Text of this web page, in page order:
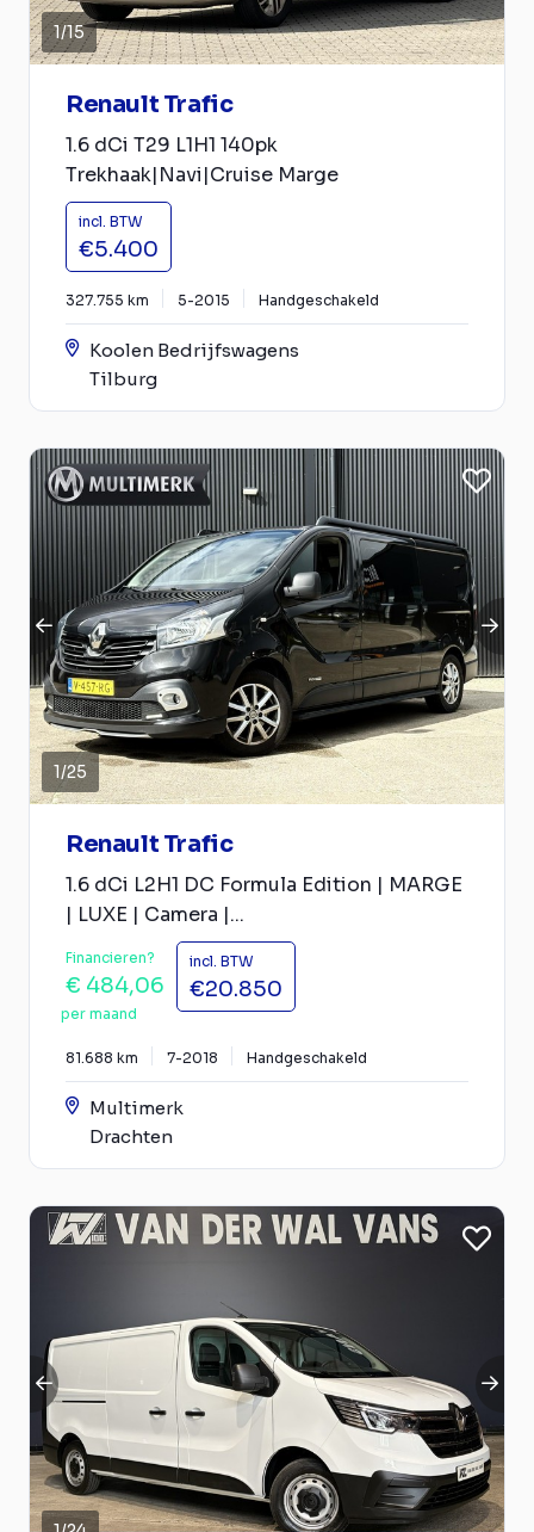
1/15
Renault Trafic
1.6 dCi T29 L1H1 140pk
Trekhaak|Navi|Cruise Marge
incl. BTW
€5.400
327.755 km 5-2015 Handgeschakeld
Koolen Bedrijfswagens
Tilburg
1/25
Renault Trafic
1.6 dCi L2H1 DC Formula Edition | MARGE
| LUXE | Camera |...
Financieren?
€ 484,06
per maand
incl. BTW
€20.850
81.688 km 7-2018 Handgeschakeld
Multimerk
Drachten